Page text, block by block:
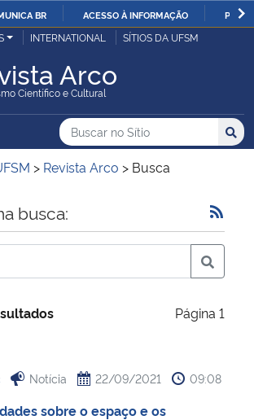
IR
O
BR ACESSO À INFORMAÇÃO
Pública
Exteriores
INTERNATIONAL SÍTIOS DA UFSM
Arco
Científico e Cultural
Principal do Sítio
Busca
Buscar no no Sítio
Busca:
> Revista Arco > Busca
busca:
Página 1
Notícia 22/09/2021 09:08
sobre o espaço e os